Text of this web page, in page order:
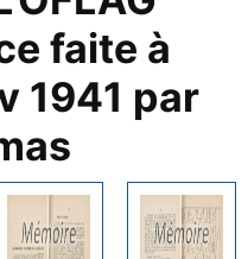
faite à
1941 par